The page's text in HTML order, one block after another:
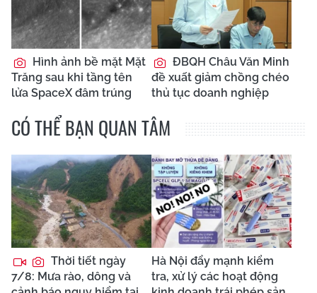
Hình ảnh bề mặt Mặt
Trăng sau khi tầng tên
lửa SpaceX đâm trúng
ĐBQH Châu Văn Minh
đề xuất giảm chồng chéo
thủ tục doanh nghiệp
CÓ THỂ BẠN QUAN TÂM
Thời tiết ngày
7/8: Mưa rào, dông và
Hà Nội đẩy mạnh kiểm
tra, xử lý các hoạt động